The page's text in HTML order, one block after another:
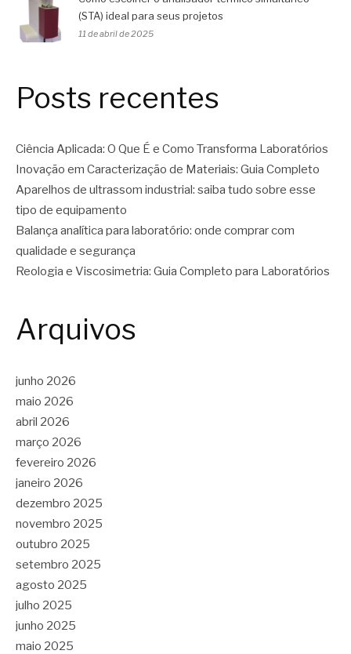
(STA) ideal para seus projetos
11 de abril de 2025
Posts recentes
Ciência Aplicada: O Que É e Como Transforma Laboratórios
Inovação em Caracterização de Materiais: Guia Completo
Aparelhos de ultrassom industrial: saiba tudo sobre esse
tipo de equipamento
Balança analítica para laboratório: onde comprar com
qualidade e segurança
Reologia e Viscosimetria: Guia Completo para Laboratórios
Arquivos
junho 2026
maio 2026
abril 2026
março 2026
fevereiro 2026
janeiro 2026
dezembro 2025
novembro 2025
outubro 2025
setembro 2025
agosto 2025
julho 2025
junho 2025
maio 2025